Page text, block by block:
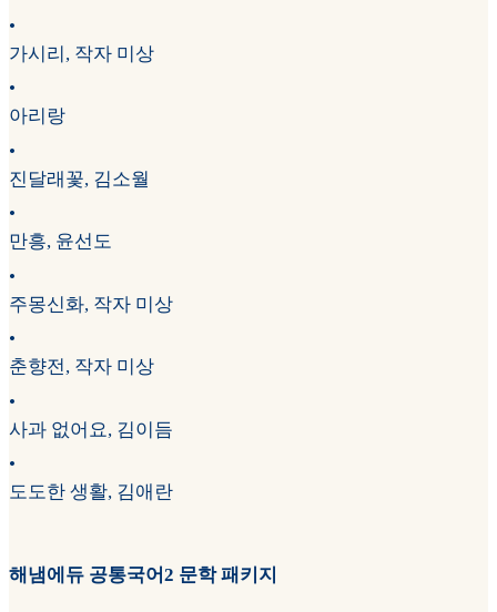
•
가시리, 작자 미상
•
아리랑
•
진달래꽃, 김소월
•
만흥, 윤선도
•
주몽신화, 작자 미상
•
춘향전, 작자 미상
•
사과 없어요, 김이듬
•
도도한 생활, 김애란
해냄에듀 공통국어2 문학 패키지